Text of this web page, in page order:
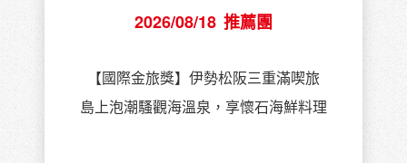
2026/08/18 推薦團
【國際金旅獎】伊勢松阪三重滿喫旅
島上泡潮騷觀海溫泉，享懷石海鮮料理